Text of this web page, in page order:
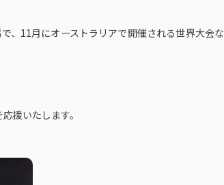
、11月にオーストラリアで開催される世界大会な
援いたします。